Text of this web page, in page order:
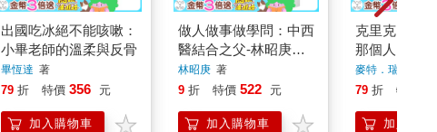
出國吃冰絕不能咳嗽：
小畢老師的溫柔與反骨
畢恆達 著
79 折 特價 356 元
加入購物車
做人做事做學問：中西
醫結合之父-林昭庚的
學思歷程
林昭庚著
9 折 特價 522 元
加入購物車
克里克：發
那個人
麥特．瑞德里
79 折 特價
加入購物